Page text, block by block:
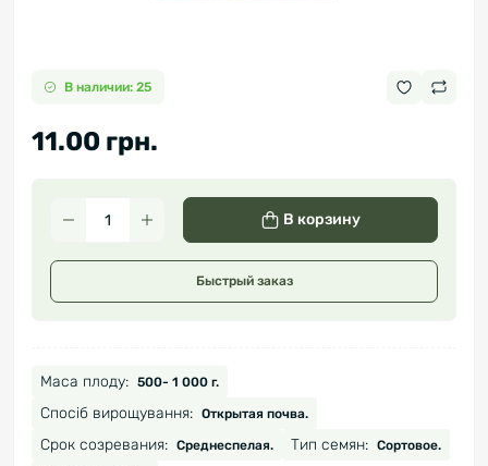
В наличии: 25
11.00 грн.
В корзину
Быстрый заказ
Маса плоду: 500- 1 000 г.
Спосіб вирощування: Открытая почва.
Срок созревания: Среднеспелая. Тип семян: Сортовое.